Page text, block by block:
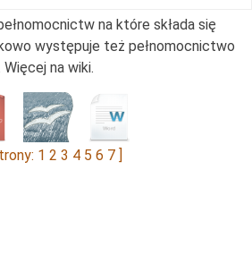
na które składa się
występuje też pełnomocnictwo
na wiki.
1 2 3 4 5 6 7]